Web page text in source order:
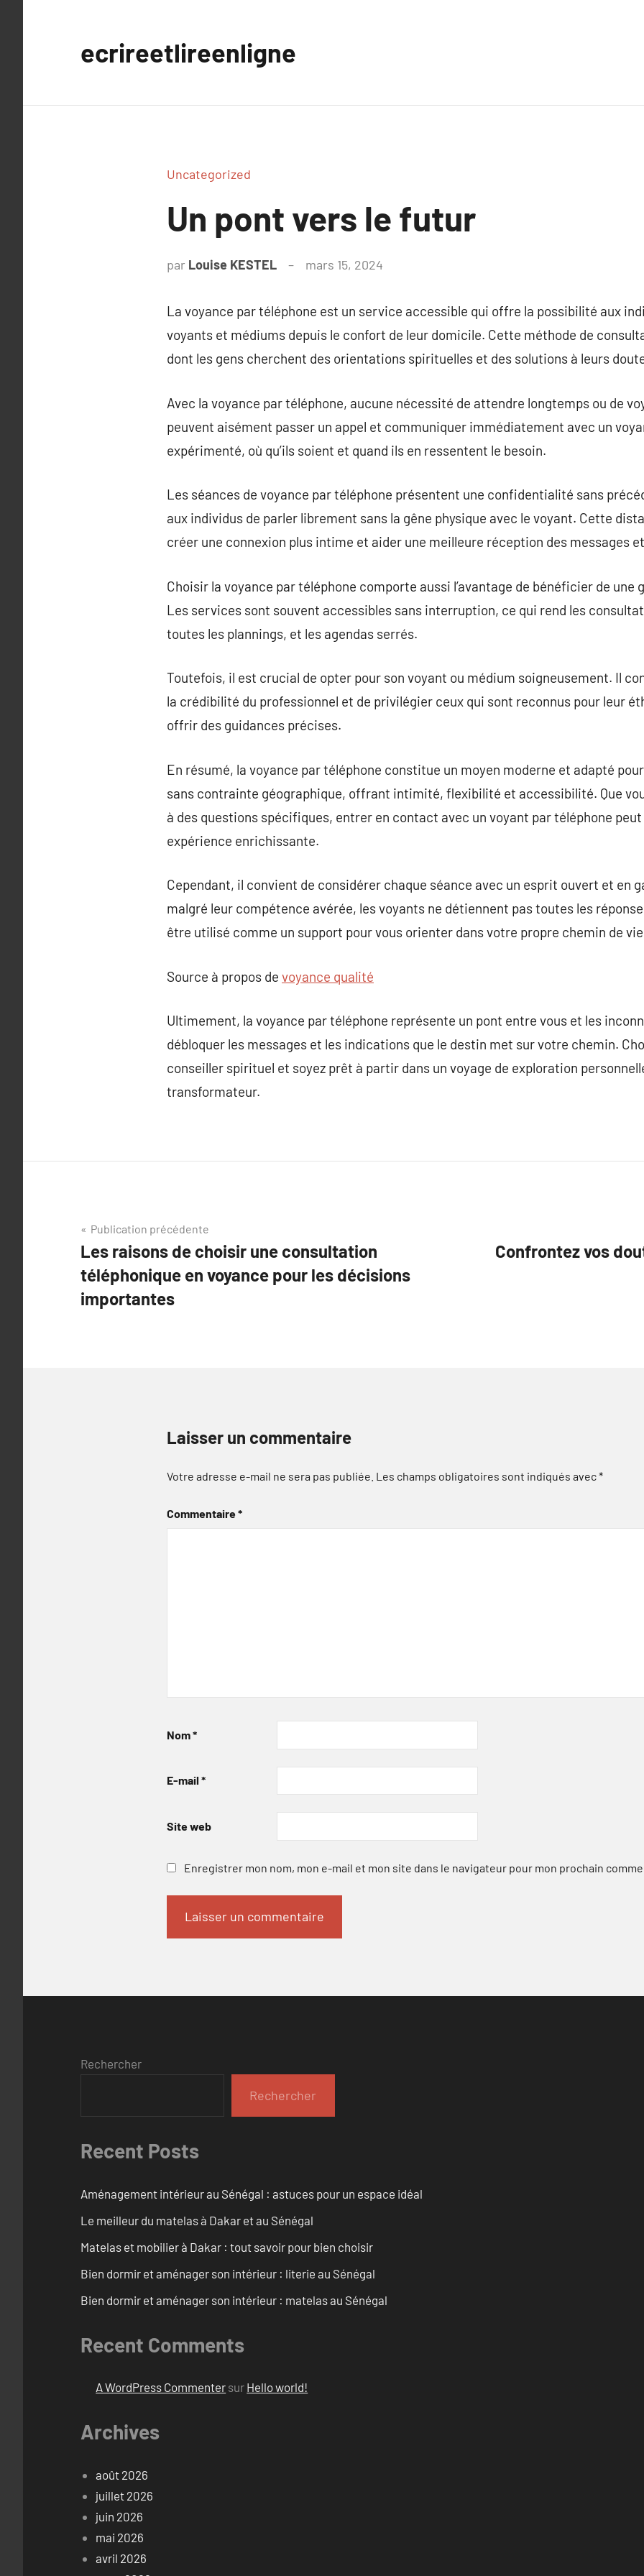
ecrireetlireenligne
Uncategorized
Un pont vers le futur
par Louise KESTEL mars 15, 2024
La voyance par téléphone est un service accessible qui offre la possibilité aux
voyants et médiums depuis le confort de leur domicile. Cette méthode de
dont les gens cherchent des orientations spirituelles et des solutions à leurs
Avec la voyance par téléphone, aucune nécessité de attendre longtemps ou de
peuvent aisément passer un appel et communiquer immédiatement avec un
expérimenté, où qu’ils soient et quand ils en ressentent le besoin.
Les séances de voyance par téléphone présentent une confidentialité sans
aux individus de parler librement sans la gêne physique avec le voyant. Cette
créer une connexion plus intime et aider une meilleure réception des messages
Choisir la voyance par téléphone comporte aussi l’avantage de bénéficier de
Les services sont souvent accessibles sans interruption, ce qui rend les
toutes les plannings, et les agendas serrés.
Toutefois, il est crucial de opter pour son voyant ou médium soigneusement. Il
la crédibilité du professionnel et de privilégier ceux qui sont reconnus pour leur
offrir des guidances précises.
En résumé, la voyance par téléphone constitue un moyen moderne et adapté
sans contrainte géographique, offrant intimité, flexibilité et accessibilité. Que
à des questions spécifiques, entrer en contact avec un voyant par téléphone peut
expérience enrichissante.
Cependant, il convient de considérer chaque séance avec un esprit ouvert et en
malgré leur compétence avérée, les voyants ne détiennent pas toutes les
être utilisé comme un support pour vous orienter dans votre propre chemin de
Source à propos de voyance qualité
Ultimement, la voyance par téléphone représente un pont entre vous et les
débloquer les messages et les indications que le destin met sur votre chemin.
conseiller spirituel et soyez prêt à partir dans un voyage de exploration
transformateur.
Navigation
de
l’article
Publication précédente
Les raisons de choisir une consultation
téléphonique en voyance pour les décisions
importantes
Confrontez vos
Laisser un commentaire
Votre adresse e-mail ne sera pas publiée. Les champs obligatoires sont indiqués avec*
Commentaire*
Nom*
E-mail *
Site web
Enregistrer mon nom, mon e-mail et mon site dans le navigateur pour mon prochain
Rechercher
Rechercher
Recent Posts
Aménagement intérieur au Sénégal : astuces pour un espace idéal
Le meilleur du matelas à Dakar et au Sénégal
Matelas et mobilier à Dakar : tout savoir pour bien choisir
Bien dormir et aménager son intérieur : literie au Sénégal
Bien dormir et aménager son intérieur : matelas au Sénégal
Recent Comments
A WordPress Commenter sur Hello world!
Archives
août 2026
juillet 2026
juin 2026
mai 2026
avril 2026